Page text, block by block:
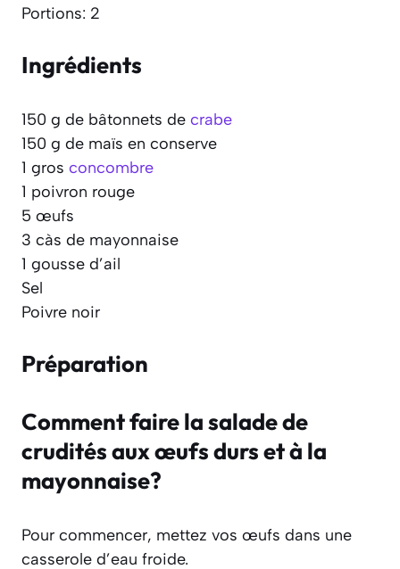
Portions: 2
Ingrédients
150 g de bâtonnets de crabe
150 g de maïs en conserve
1 gros concombre
1 poivron rouge
5 œufs
3 càs de mayonnaise
1 gousse d’ail
Sel
Poivre noir
Préparation
Comment faire la salade de
crudités aux œufs durs et à la
mayonnaise?
Pour commencer, mettez vos œufs dans une
casserole d’eau froide.